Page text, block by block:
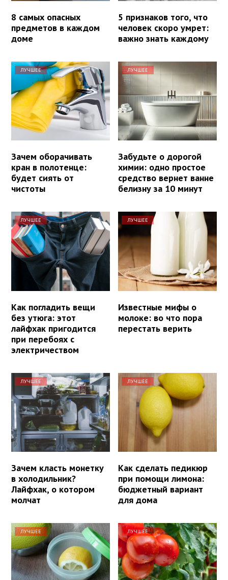
8 самых опасных
предметов в каждом
доме
5 признаков того, что
человек скоро умрет:
важно знать каждому
ЛУЧШЕЕ
Зачем оборачивать
кран в полотенце:
будет сиять от
чистоты
ЛУЧШЕЕ
Забудьте о дорогой
химии: одно простое
средство вернет ванне
белизну за 10 минут
ЛУЧШЕЕ
Как погладить вещи
без утюга: этот
лайфхак пригодится
при перебоях с
электричеством
ЛУЧШЕЕ
Известные мифы о
молоке: во что пора
перестать верить
ЛУЧШЕЕ
Зачем класть монетку
в холодильник?
Лайфхак, о котором
молчат
ЛУЧШЕЕ
Как сделать педикюр
при помощи лимона:
бюджетный вариант
для дома
ЛУЧШЕЕ ЛУЧШЕЕ